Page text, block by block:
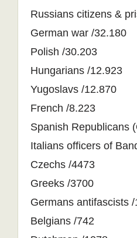
Russians citizens &
German war /32.180
Polish /30.203
Hungarians /12.923
Yugoslavs /12.870
French /8.223
Spanish Republicans
Italians officers of
Czechs /4473
Greeks /3700
Germans antifascists
Belgians /742